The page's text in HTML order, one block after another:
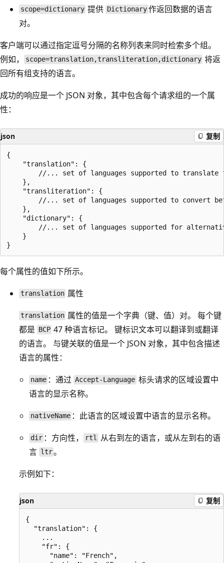
scope=dictionary 提供 Dictionary作返回数据的语言
对。
客户端可以通过指定逗号分隔的名称列表来同时检索多个组。
例如，
scope=translation,transliteration,dictionary 将返
回所有组支持的语言。
成功的响应是一个 JSON 对象，其中包含每个请求组的一个属
性：
json 复制
{
    "translation": {
//... set of languages supported to translate
    },
    "transliteration": {
//... set of languages supported to convert
    },
    "dictionary": {
//... set of languages supported for
    }
每个属性的值如下所示。
translation 属性
translation 属性的值是一个字典（键、值）对。 每个键
都是 BCP 47 种语言标记。 键标识文本可以翻译到或翻译
的语言。 与键关联的值是一个 JSON 对象，其中包含描述
语言的属性：
name ：通过 Accept-Language 标头请求的区域设置中
语言的显示名称。
nativeName ：此语言的区域设置中语言的显示名称。
dir ：方向性， rtl 从右到左的语言，或从左到右的语
言 ltr。
示例如下：
json 复制
{
  "translation": {
    ...
    "fr": {
      "name": "French",